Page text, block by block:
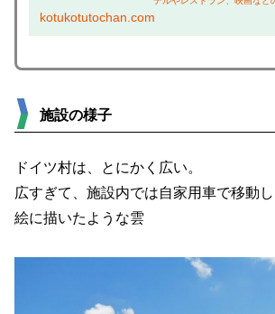
実際に福利厚生を使ったレポ
kotukotutochan.com
施設の様子
ドイツ村は、とにかく広い。
広すぎて、施設内では自家用車で移動し
絵に描いたような雲